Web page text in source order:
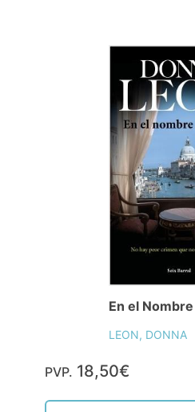
En el
LEON, DONNA
PVP. 18,50€